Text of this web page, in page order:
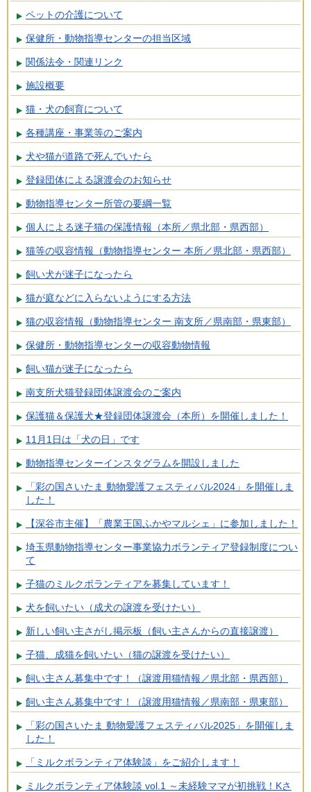
ペットの介護について
保健所・動物指導センターの担当区域
関係法令・関連リンク
施設概要
猫・犬の飼育について
各種講座・事業等のご案内
犬や猫が道路で死んでいたら
登録団体による譲渡会のお知らせ
動物指導センター所管の要綱一覧
個人による迷子猫の保護情報（本所／県北部・県西部）
猫等の収容情報（動物指導センター 本所／県北部・県西部）
飼い犬が迷子になったら
猫が庭などに入らないようにする方法
猫の収容情報（動物指導センター 南支所／県南部・県東部）
保健所・動物指導センターの収容動物情報
飼い猫が迷子になったら
南支所犬猫登録団体譲渡会のご案内
保護猫＆保護犬★登録団体譲渡会（本所）を開催しました！
11月1日は「犬の日」です
動物指導センターインスタグラムを開設しました
「彩の国さいたま 動物愛護フェスティバル2024」を開催しま
した！
【深谷市主催】「農業王国ふかやマルシェ」に参加しました！
埼玉県動物指導センター事業協力ボランティア登録制度につい
て
子猫のミルクボランティアを募集しています！
犬を飼いたい（成犬の譲渡を受けたい）
新しい飼い主さがし掲示板（飼い主さんからの直接譲渡）
子猫、成猫を飼いたい（猫の譲渡を受けたい）
飼い主さん募集中です！（譲渡用猫情報／県北部・県西部）
飼い主さん募集中です！（譲渡用猫情報／県南部・県東部）
「彩の国さいたま 動物愛護フェスティバル2025」を開催しま
した！
「ミルクボランティア体験談」をご紹介します！
ミルクボランティア体験談 vol.1 ～未経験ママが初挑戦！Kさ